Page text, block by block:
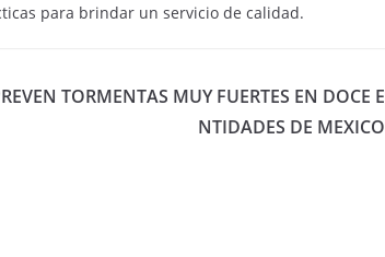
para brindar un servicio de calidad.
TORMENTAS MUY FUERTES EN DOCE E
NTIDADES DE MEXICO